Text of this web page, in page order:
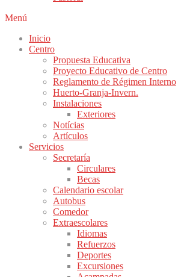
Menú
Inicio
Centro
Propuesta Educativa
Proyecto Educativo de Centro
Reglamento de Régimen Interno
Huerto-Granja-Invern.
Instalaciones
Exteriores
Notícias
Artículos
Servicios
Secretaría
Circulares
Becas
Calendario escolar
Autobus
Comedor
Extraescolares
Idiomas
Refuerzos
Deportes
Excursiones